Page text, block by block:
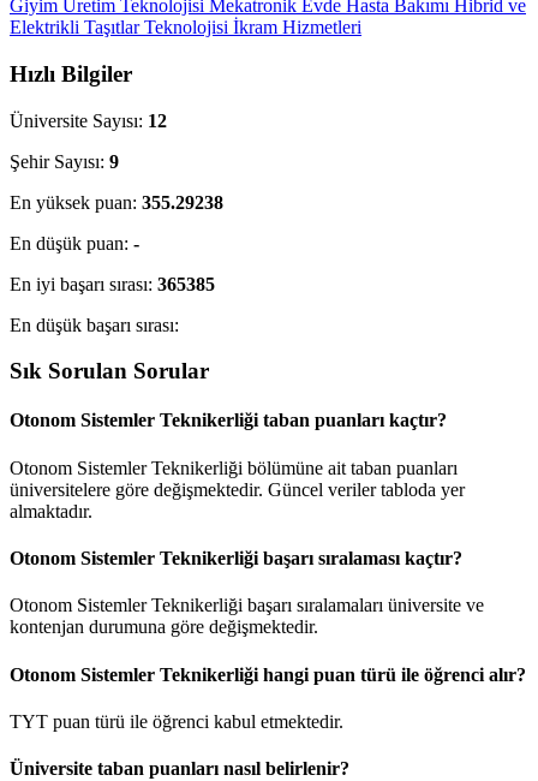
Giyim Üretim Teknolojisi Mekatronik Evde Hasta Bakımı Hibrid ve
Elektrikli Taşıtlar Teknolojisi İkram Hizmetleri
Hızlı Bilgiler
Üniversite Sayısı: 12
Şehir Sayısı: 9
En yüksek puan: 355.29238
En düşük puan: -
En iyi başarı sırası: 365385
En düşük başarı sırası:
Sık Sorulan Sorular
Otonom Sistemler Teknikerliği taban puanları kaçtır?
Otonom Sistemler Teknikerliği bölümüne ait taban puanları
üniversitelere göre değişmektedir. Güncel veriler tabloda yer
almaktadır.
Otonom Sistemler Teknikerliği başarı sıralaması kaçtır?
Otonom Sistemler Teknikerliği başarı sıralamaları üniversite ve
kontenjan durumuna göre değişmektedir.
Otonom Sistemler Teknikerliği hangi puan türü ile öğrenci alır?
TYT puan türü ile öğrenci kabul etmektedir.
Üniversite taban puanları nasıl belirlenir?